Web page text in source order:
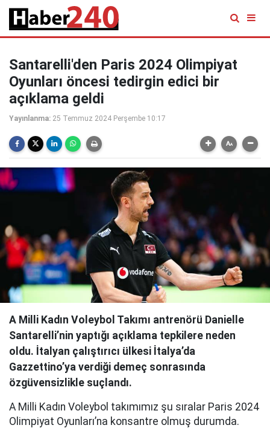
Santarelli'den Paris 2024 Olimpiyat
Oyunları öncesi tedirgin edici bir
açıklama geldi
Yayınlanma: 25 Temmuz 2024 Perşembe 10:17
A Milli Kadın Voleybol Takımı antrenörü Danielle
Santarelli’nin yaptığı açıklama tepkilere neden
oldu. İtalyan çalıştırıcı ülkesi İtalya’da
Gazzettino’ya verdiği demeç sonrasında
özgüvensizlikle suçlandı.
A Milli Kadın Voleybol takımımız şu sıralar Paris 2024
Olimpiyat Oyunları’na konsantre olmuş durumda.